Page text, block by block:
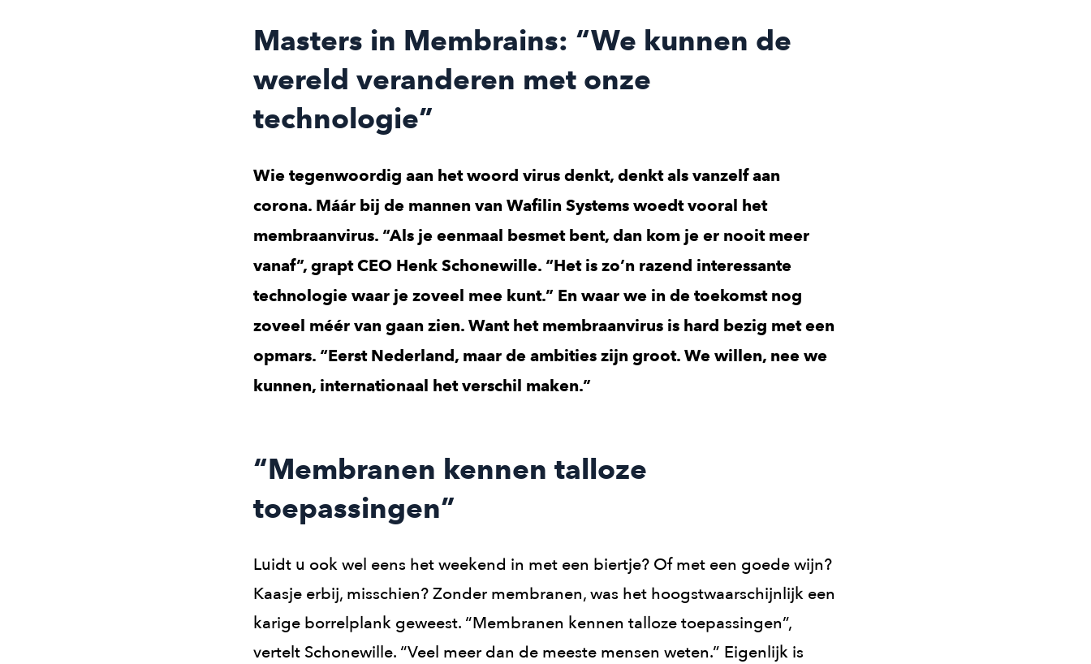
Masters in Membrains: “We kunnen de
wereld veranderen met onze
technologie”
Wie tegenwoordig aan het woord virus denkt, denkt als vanzelf aan
corona. Máár bij de mannen van Wafilin Systems woedt vooral het
membraanvirus. “Als je eenmaal besmet bent, dan kom je er nooit meer
vanaf”, grapt CEO Henk Schonewille. “Het is zo’n razend interessante
technologie waar je zoveel mee kunt.” En waar we in de toekomst nog
zoveel méér van gaan zien. Want het membraanvirus is hard bezig met een
opmars. “Eerst Nederland, maar de ambities zijn groot. We willen, nee we
kunnen, internationaal het verschil maken.”
“Membranen kennen talloze
toepassingen”
Luidt u ook wel eens het weekend in met een biertje? Of met een goede wijn?
Kaasje erbij, misschien? Zonder membranen, was het hoogstwaarschijnlijk een
karige borrelplank geweest. “Membranen kennen talloze toepassingen”,
vertelt Schonewille. “Veel meer dan de meeste mensen weten.” Eigenlijk is